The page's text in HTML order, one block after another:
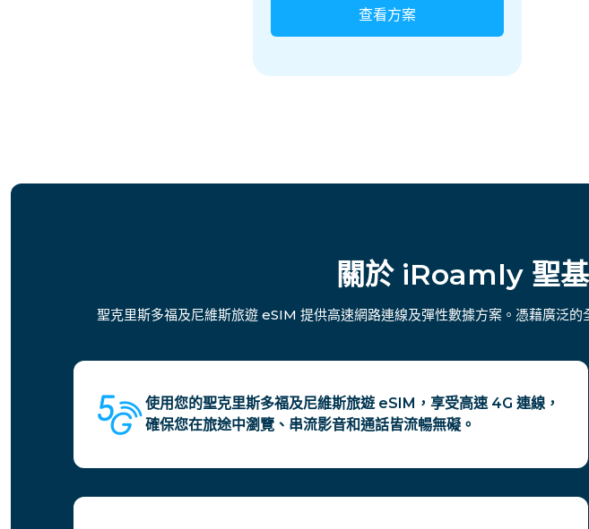
查看方案
關於 iRoamly 聖
聖克里斯多福及尼維斯旅遊 eSIM 提供高速網路連線及彈性數據方案。憑藉廣泛
使用您的聖克里斯多福及尼維斯旅遊 eSIM，享受高速 4G 連線，
確保您在旅途中瀏覽、串流影音和通話皆流暢無礙。